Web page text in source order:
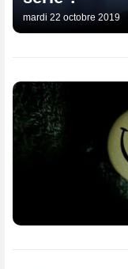
mardi 22 octobre 2019